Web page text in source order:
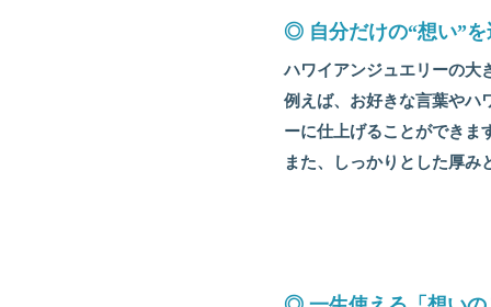
◎ 自分だけの“想い”
ハワイアンジュエリーの大
例えば、お好きな言葉やハ
ーに仕上げることができま
また、しっかりとした厚み